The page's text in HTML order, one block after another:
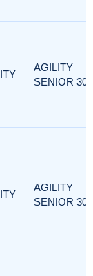
AGILITY
SENIOR 300
AGILITY
SENIOR 300